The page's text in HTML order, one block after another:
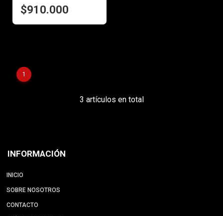
$910.000
1
3 artículos en total
INFORMACIÓN
INICIO
SOBRE NOSOTROS
CONTACTO